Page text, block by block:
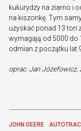
kukurydzy na ziarno i
na kiszonkę. Tym
uzyskać ponad 13 ton
wymagają od 5000 do
odmian z początku lat
oprac. Jan Józefowicz,
JOHN DEERE AUTOTRAC